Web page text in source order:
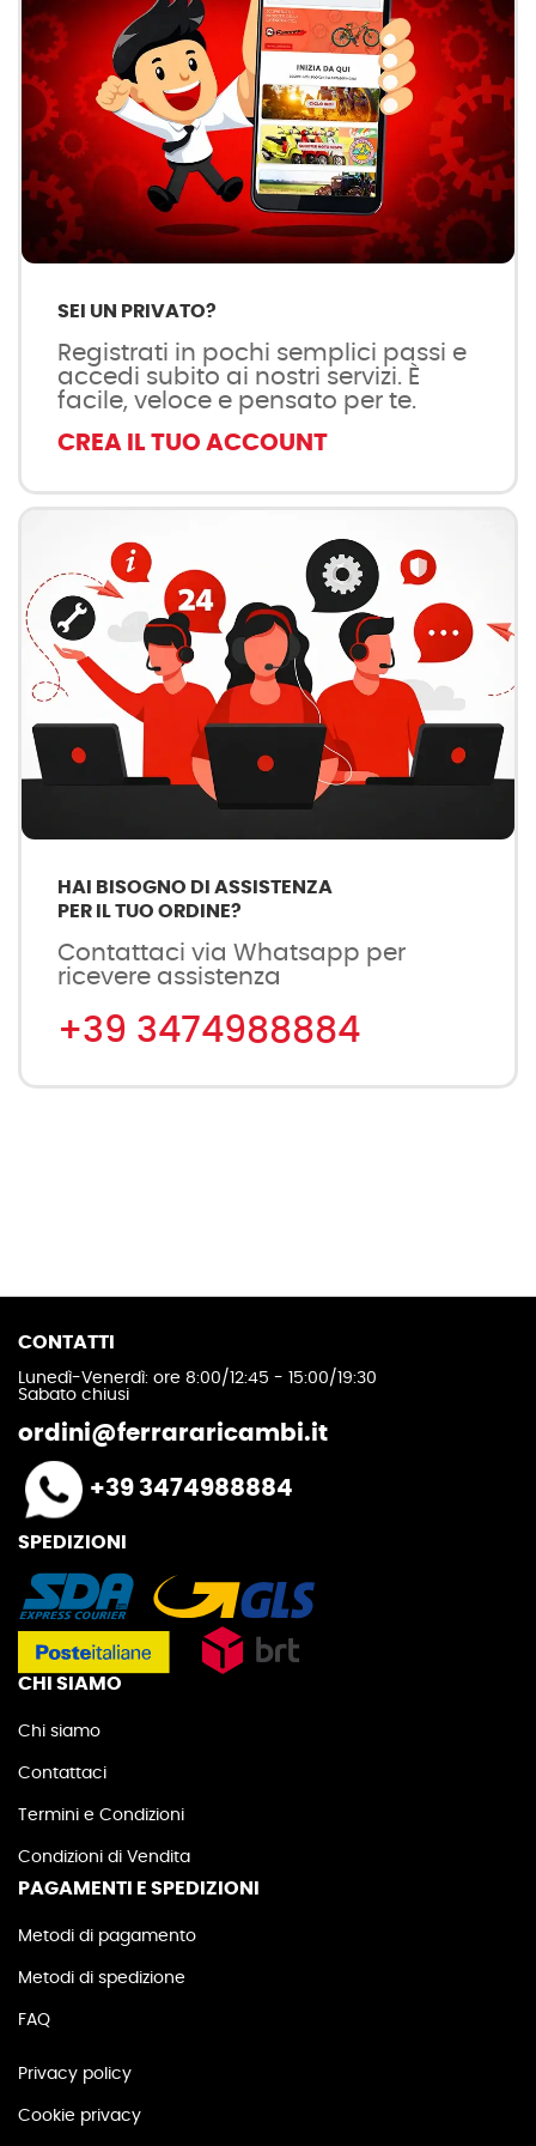
SEI UN PRIVATO?
Registrati in pochi semplici passi e
accedi subito ai nostri servizi. È
facile, veloce e pensato per te.
CREA IL TUO ACCOUNT
HAI BISOGNO DI ASSISTENZA
PER IL TUO ORDINE?
Contattaci via Whatsapp per
ricevere assistenza
+39 3474988884
CONTATTI
Lunedì-Venerdì: ore 8:00/12:45 - 15:00/19:30
Sabato chiusi
ordini@ferrararicambi.it
+39 3474988884
SPEDIZIONI
CHI SIAMO
Chi siamo
Contattaci
Termini e Condizioni
Condizioni di Vendita
PAGAMENTI E SPEDIZIONI
Metodi di pagamento
Metodi di spedizione
FAQ
Privacy policy
Cookie privacy